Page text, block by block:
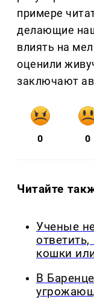
примере
делающие
влиять на
оценили
заключают
0 0
Читайте
Ученые
кошки
В